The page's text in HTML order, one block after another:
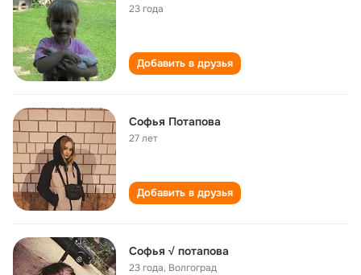
23 года
Добавить в друзья
Софья Потапова
27 лет
Добавить в друзья
Софья √ потапова
23 года, Волгоград